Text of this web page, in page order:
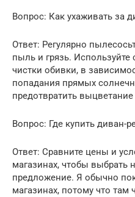
Вопрос: Как ухаживать за
Ответ: Регулярно
пыль и грязь.
чистки обивки, в
попадания прямых
предотвратить
Вопрос: Где купить диван-
Ответ: Сравните цены и
магазинах, чтобы выбрать
предложение. Я обычно
магазинах, потому что там